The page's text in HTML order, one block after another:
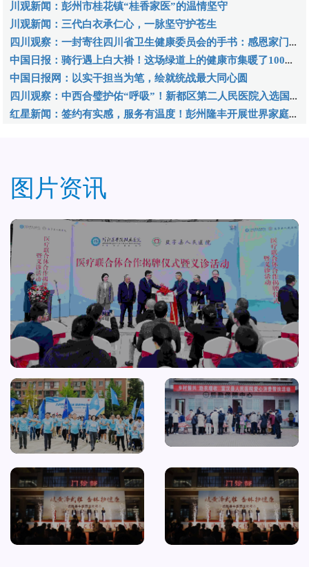
川观新闻：彭州市桂花镇“桂香家医”的温情坚守
川观新闻：三代白衣承仁心，一脉坚守护苍生
四川观察：一封寄往四川省卫生健康委员会的手书：感恩家门口的白衣天使，把父亲从死神手里抢了回来
中国日报：骑行遇上白大褂！这场绿道上的健康市集暖了100多位市民
中国日报网：以实干担当为笔，绘就统战最大同心圆
四川观察：中西合璧护佑“呼吸”！新都区第二人民医院入选国家级肺病优势专科联盟
红星新闻：签约有实感，服务有温度！彭州隆丰开展世界家庭医生日活动
图片资讯